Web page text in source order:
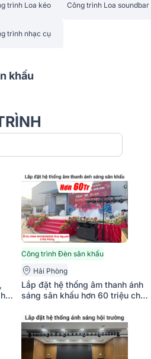
trình Loa kéo Công trình Loa soundbar
trình nhạc cụ
khấu
Công trình Đèn sân khấu
Hải Phòng
Lắp đặt hệ thống âm thanh ánh
sáng sân khấu hơn 60 triệu cho
Thủy Nguyên ở Hải Phòng (PAR
60X9W, Dalton TS-18A8000,...)